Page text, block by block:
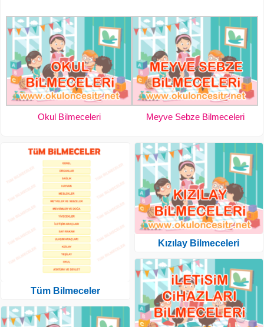
Okul Bilmeceleri Meyve Sebze Bilmeceleri
Tüm Bilmeceler
Kızılay Bilmeceleri